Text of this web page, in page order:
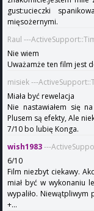
gust:ucieczki
mięsożernymi.
Raul ---
Nie wiem
Uważamże ten film jest
misiek ---
Miała być rewelacja
Nie nastawiałem się
Plusem są efekty, Ale
7/10 bo lubię Konga.
wish1983---
6/10
Film niezbyt ciekawy.
miał być w wykonaniu
wypaliło.
+...